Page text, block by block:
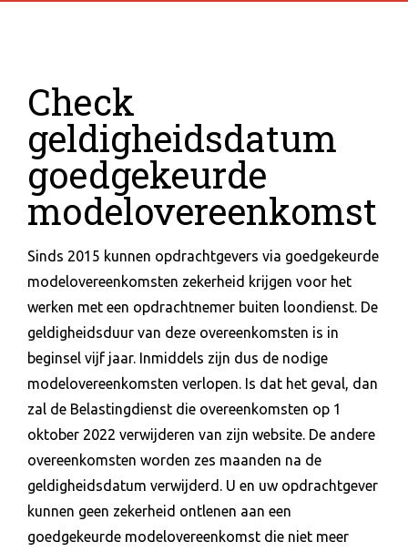
Check
geldigheidsdatum
goedgekeurde
modelovereenkomst
Sinds 2015 kunnen opdrachtgevers via goedgekeurde
modelovereenkomsten zekerheid krijgen voor het
werken met een opdrachtnemer buiten loondienst. De
geldigheidsduur van deze overeenkomsten is in
beginsel vijf jaar. Inmiddels zijn dus de nodige
modelovereenkomsten verlopen. Is dat het geval, dan
zal de Belastingdienst die overeenkomsten op 1
oktober 2022 verwijderen van zijn website. De andere
overeenkomsten worden zes maanden na de
geldigheidsdatum verwijderd. U en uw opdrachtgever
kunnen geen zekerheid ontlenen aan een
goedgekeurde modelovereenkomst die niet meer